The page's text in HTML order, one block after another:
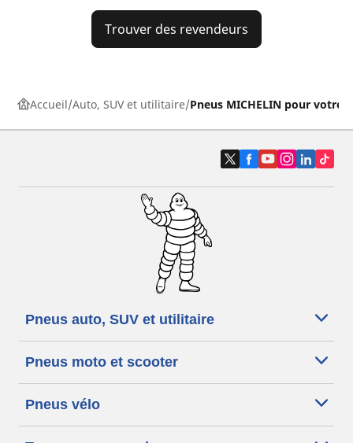
Trouver des revendeurs
Accueil Auto, SUV et utilitaire Pneus MICHELIN pour votre
Pneus auto, SUV et utilitaire
Pneus moto et scooter
Pneus vélo